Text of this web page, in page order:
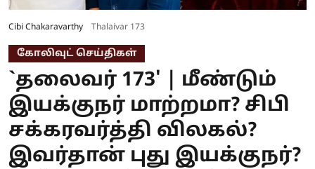
Cibi Chakaravarthy Thalaivar 173
கோலிவுட் செய்திகள்
`தலைவர் 173' | மீண்டும்
இயக்குநர் மாற்றமா? சிபி
சக்கரவர்த்தி விலகல்?
இவர்தான் புது இயக்குநர்?